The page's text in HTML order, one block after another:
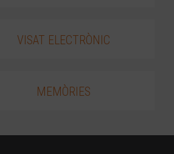
VISAT ELECTRÒNIC
MEMÒRIES